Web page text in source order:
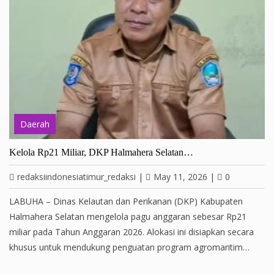
Daerah
Kelola Rp21 Miliar, DKP Halmahera Selatan…
redaksiindonesiatimur_redaksi | May 11, 2026 | 0
LABUHA – Dinas Kelautan dan Perikanan (DKP) Kabupaten
Halmahera Selatan mengelola pagu anggaran sebesar Rp21
miliar pada Tahun Anggaran 2026. Alokasi ini disiapkan secara
khusus untuk mendukung penguatan program agromaritim…